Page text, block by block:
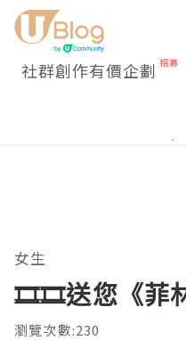
社群創作有價企劃
女生
🎞️🎞️送您《菲
瀏覽次數:230